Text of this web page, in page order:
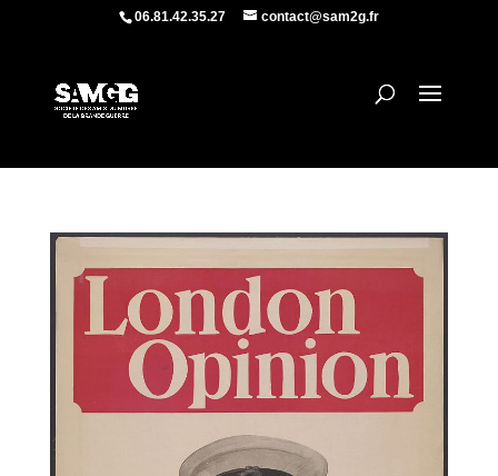
06.81.42.35.27 contact@sam2g.fr